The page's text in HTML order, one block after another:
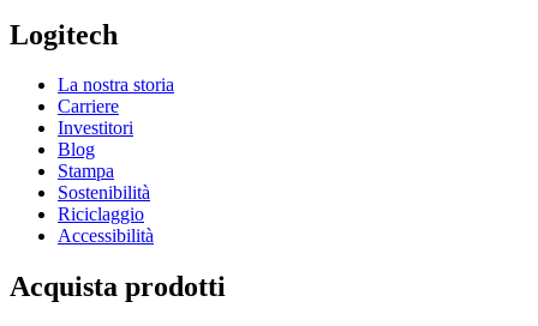
Logitech
La nostra storia
Carriere
Investitori
Blog
Stampa
Sostenibilità
Riciclaggio
Accessibilità
Acquista prodotti